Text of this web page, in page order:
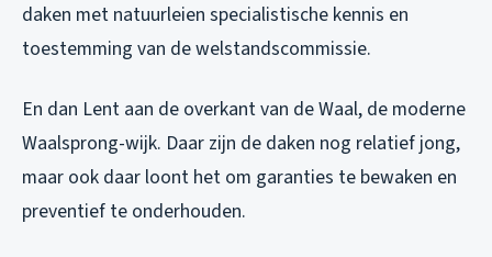
daken met natuurleien specialistische kennis en
toestemming van de welstandscommissie.
En dan Lent aan de overkant van de Waal, de moderne
Waalsprong-wijk. Daar zijn de daken nog relatief jong,
maar ook daar loont het om garanties te bewaken en
preventief te onderhouden.